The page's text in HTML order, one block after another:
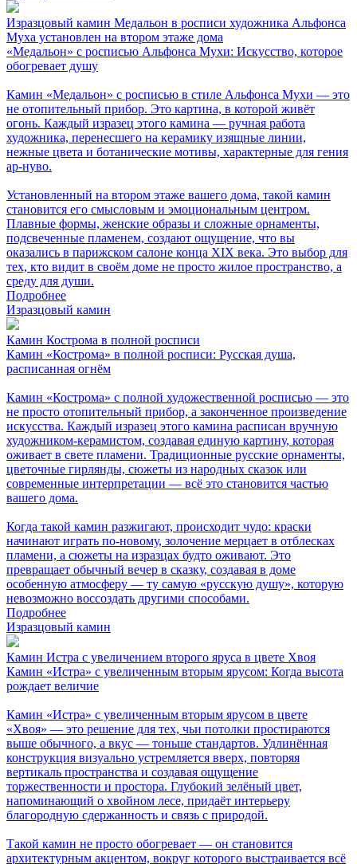
Изразцовый камин Медальон в росписи художника Альфонса
Муха установлен на втором этаже дома
«Медальон» с росписью Альфонса Мухи: Искусство, которое
обогревает душу
Камин «Медальон» с росписью в стиле Альфонса Мухи — это
не отопительный прибор. Это картина, в которой живёт
огонь. Каждый изразец этого камина — ручная работа
художника, перенесшего на керамику изящные линии,
нежные цвета и ботанические мотивы, характерные для гения
ар-нуво.
Установленный на втором этаже вашего дома, такой камин
становится его смысловым и эмоциональным центром.
Плавные формы, женские образы и сложные орнаменты,
подсвеченные пламенем, создают ощущение, что вы
оказались в парижском салоне конца XIX века. Это выбор для
тех, кто видит в своём доме не просто жилое пространство, а
среду для души.
Подробнее
Изразцовый камин
Камин Кострома в полной росписи
Камин «Кострома» в полной росписи: Русская душа,
расписанная огнём
Камин «Кострома» с полной художественной росписью — это
не просто отопительный прибор, а законченное произведение
искусства. Каждый изразец этого камина расписан вручную
художником-керамистом, создавая единую картину, которая
оживает в свете пламени. Традиционные русские орнаменты,
цветочные гирлянды, сюжеты из народных сказок или
современные интерпретации — всё это становится частью
вашего дома.
Когда такой камин разжигают, происходит чудо: краски
начинают играть по-новому, золочение мерцает в отблесках
пламени, а сюжеты на изразцах будто оживают. Это
превращает обычный вечер в сказку, создавая в доме
особенную атмосферу — ту самую «русскую душу», которую
невозможно воссоздать другими способами.
Подробнее
Изразцовый камин
Камин Истра с увеличением второго яруса в цвете Хвоя
Камин «Истра» с увеличенным вторым ярусом: Когда высота
рождает величие
Камин «Истра» с увеличенным вторым ярусом в цвете
«Хвоя» — это решение для тех, чьи потолки простираются
выше обычного, а вкус — тоньше стандартов. Удлинённая
конструкция визуально устремляется вверх, повторяя
вертикаль пространства и создавая ощущение
торжественности и простора. Глубокий зелёный цвет,
напоминающий о хвойном лесе, придаёт интерьеру
благородную сдержанность и связь с природой.
Такой камин не просто обогревает — он становится
архитектурным акцентом, вокруг которого выстраивается всё